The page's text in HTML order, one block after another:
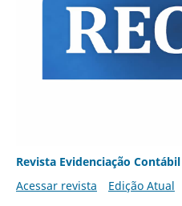
Revista Evidenciação
Acessar revista
Edição Atual